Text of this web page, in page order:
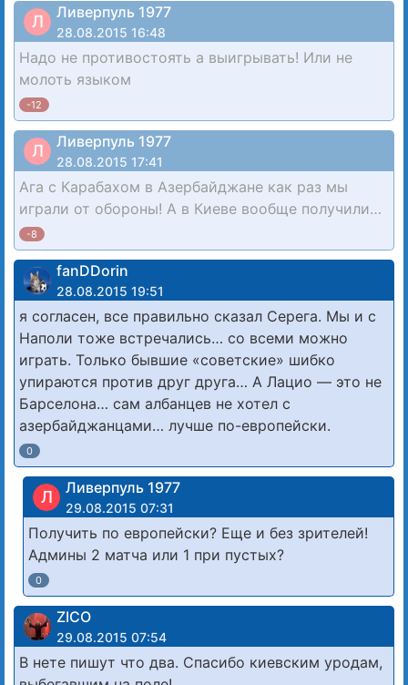
Л Ливерпуль 1977
28.08.2015 16:48
Надо не противостоять а выигрывать! Или не
молоть языком
-12
Л Ливерпуль 1977
28.08.2015 17:41
Ага с Карабахом в Азербайджане как раз мы
играли от обороны! А в Киеве вообще получили…
-8
fanDDorin
28.08.2015 19:51
я согласен, все правильно сказал Серега. Мы и с
Наполи тоже встречались… со всеми можно
играть. Только бывшие «советские» шибко
упираются против друг друга… А Лацио — это не
Барселона… сам албанцев не хотел с
азербайджанцами… лучше по-европейски.
0
Л Ливерпуль 1977
29.08.2015 07:31
Получить по европейски? Еще и без зрителей!
Админы 2 матча или 1 при пустых?
0
ZICO
29.08.2015 07:54
В нете пишут что два. Спасибо киевским уродам,